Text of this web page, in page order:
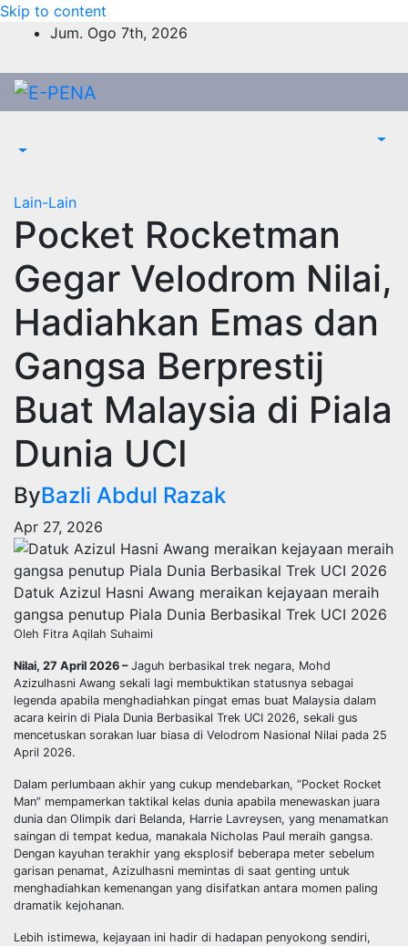
Skip to content
Jum. Ogo 7th, 2026
Lain-Lain
Pocket Rocketman
Gegar Velodrom Nilai,
Hadiahkan Emas dan
Gangsa Berprestij
Buat Malaysia di Piala
Dunia UCI
ByBazli Abdul Razak
Apr 27, 2026
Datuk Azizul Hasni Awang meraikan kejayaan meraih
gangsa penutup Piala Dunia Berbasikal Trek UCI 2026
Oleh Fitra Aqilah Suhaimi
Nilai, 27 April 2026 –Jaguh berbasikal trek negara, Mohd
Azizulhasni Awang sekali lagi membuktikan statusnya sebagai
legenda apabila menghadiahkan pingat emas buat Malaysia dalam
acara keirin di Piala Dunia Berbasikal Trek UCI 2026, sekali gus
mencetuskan sorakan luar biasa di Velodrom Nasional Nilai pada 25
April 2026.
Dalam perlumbaan akhir yang cukup mendebarkan, “Pocket Rocket
Man” mempamerkan taktikal kelas dunia apabila menewaskan juara
dunia dan Olimpik dari Belanda, Harrie Lavreysen, yang menamatkan
saingan di tempat kedua, manakala Nicholas Paul meraih gangsa.
Dengan kayuhan terakhir yang eksplosif beberapa meter sebelum
garisan penamat, Azizulhasni memintas di saat genting untuk
menghadiahkan kemenangan yang disifatkan antara momen paling
dramatik kejohanan.
Lebih istimewa, kejayaan ini hadir di hadapan penyokong sendiri,